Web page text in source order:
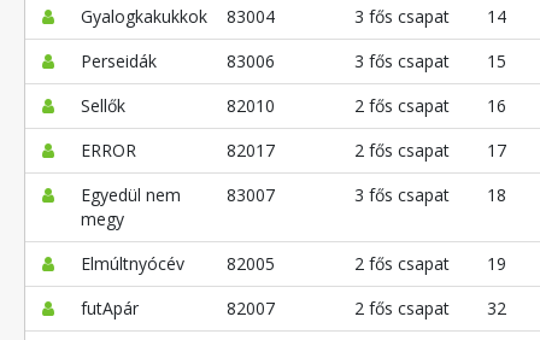
Gyalogkakukkok
83004 3 fős csapat
14
Perseidák
83006 3 fős csapat
15
Sellők
82010 2 fős csapat
16
ERROR
82017 2 fős csapat
17
Egyedül nem
megy
83007 3 fős csapat 18
Elmúltnyócév 82005 2 fős csapat
19
futApár
82007 2 fős csapat
32